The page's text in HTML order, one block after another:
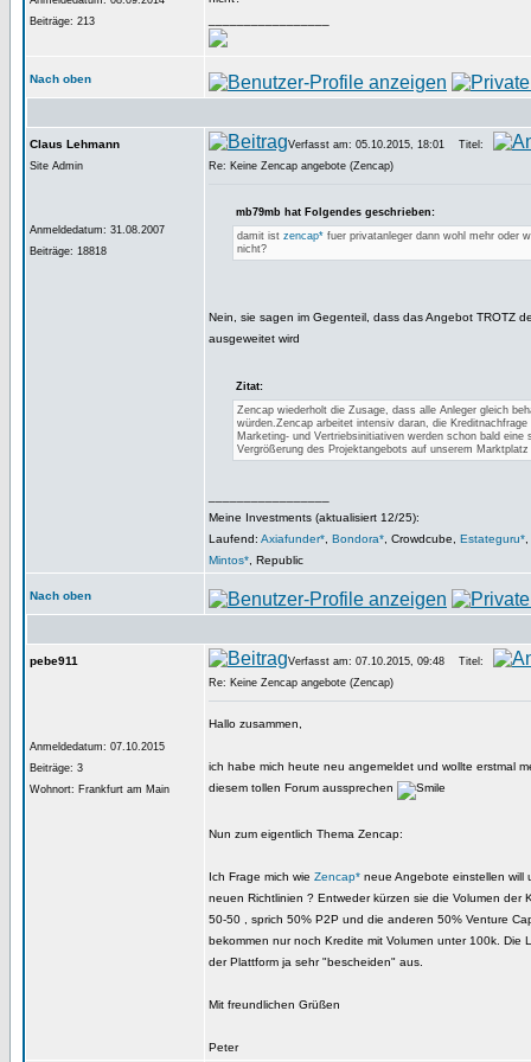
Beiträge: 213
Nach oben
Claus Lehmann
Site Admin
Anmeldedatum: 31.08.2007
Beiträge: 18818
Verfasst am: 05.10.2015, 18:01
Titel:
Re: Keine Zencap angebote (Zencap)
mb79mb hat Folgendes geschrieben:
damit ist zencap* fuer privatanleger dann wohl mehr oder
nicht?
Nein, sie sagen im Gegenteil, dass das Angebot TROTZ
ausgeweitet wird
Zitat:
Zencap wiederholt die Zusage, dass alle Anleger gleich
würden.Zencap arbeitet intensiv daran, die Kreditnachfrage
Marketing- und Vertriebsinitiativen werden schon bald eine
Vergrößerung des Projektangebots auf unserem Marktplatz
Meine Investments (aktualisiert 12/25):
Laufend: Axiafunder* Bondora* , Crowdcube, Estateguru*
Mintos* , Republic
Nach oben
pebe911
Anmeldedatum: 07.10.2015
Beiträge: 3
Wohnort: Frankfurt am Main
Verfasst am: 07.10.2015, 09:48
Titel:
Re: Keine Zencap angebote (Zencap)
Hallo zusammen,
ich habe mich heute neu angemeldet und wollte erstmal
diesem tollen Forum aussprechen
Nun zum eigentlich Thema Zencap:
Ich Frage mich wie Zencap* neue Angebote einstellen will
neuen Richtlinien ? Entweder kürzen sie die Volumen der
50-50 , sprich 50% P2P und die anderen 50% Venture
bekommen nur noch Kredite mit Volumen unter 100k. Die
der Plattform ja sehr "bescheiden" aus.
Mit freundlichen Grüßen
Peter